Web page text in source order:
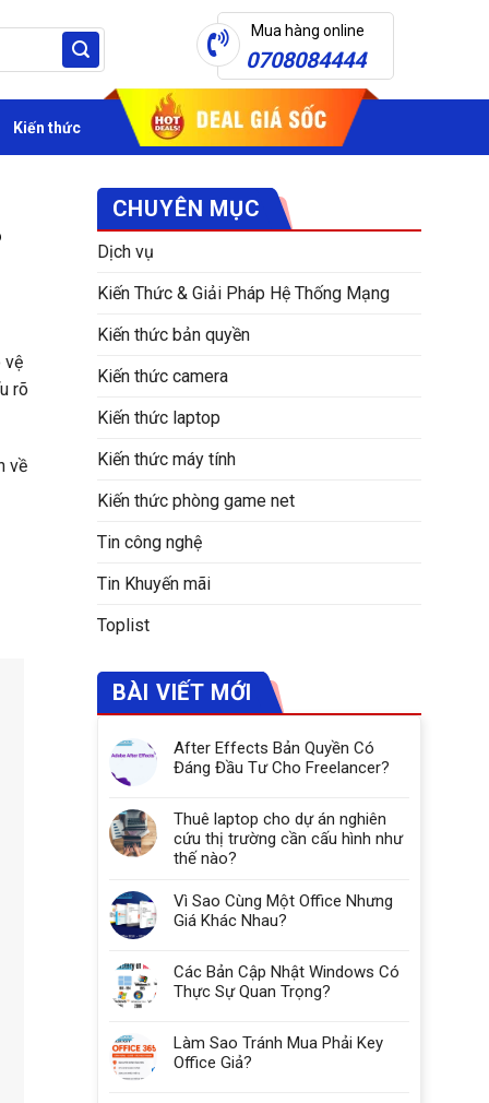
Mua hàng online
0708084444
Kiến thức
vệ
rõ
về
CHUYÊN MỤC
Dịch vụ
Kiến Thức & Giải Pháp Hệ Thống Mạng
Kiến thức bản quyền
Kiến thức camera
Kiến thức laptop
Kiến thức máy tính
Kiến thức phòng game net
Tin công nghệ
Tin Khuyến mãi
Toplist
BÀI VIẾT MỚI
After Effects Bản Quyền Có
Đáng Đầu Tư Cho Freelancer?
Thuê laptop cho dự án nghiên
cứu thị trường cần cấu hình như
thế nào?
Vì Sao Cùng Một Office Nhưng
Giá Khác Nhau?
Các Bản Cập Nhật Windows Có
Thực Sự Quan Trọng?
Làm Sao Tránh Mua Phải Key
Office Giả?